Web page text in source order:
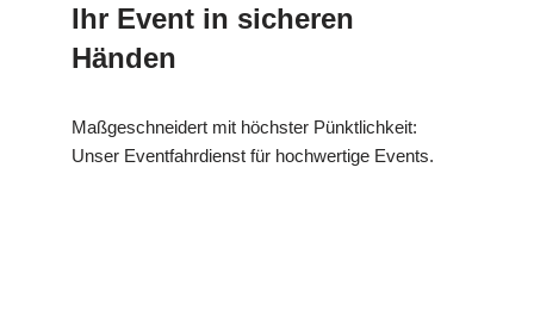
Ihr Event in sicheren
Händen
Maßgeschneidert mit höchster Pünktlichkeit:
Unser Eventfahrdienst für hochwertige Events.